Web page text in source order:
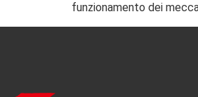
funzionamento dei